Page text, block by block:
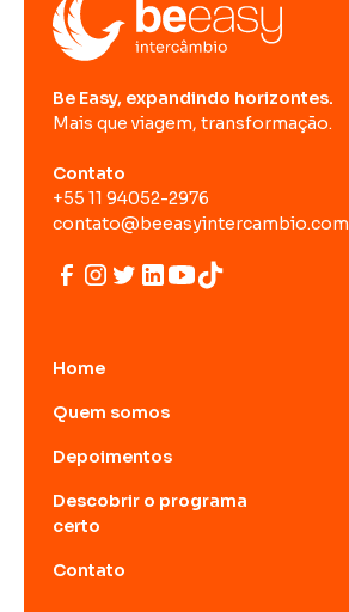
Be Easy, expandindo horizontes.
Mais que viagem, transformação.
Contato
+55 11 94052-2976
contato@beeasyintercambio.com
Home
Quem somos
Depoimentos
Descobrir o programa
certo
Contato